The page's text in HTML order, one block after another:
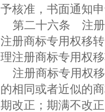
予核准，书面通知
第二十六条 注册
注册商标专用权移
理注册商标专用权
注册商标专用权
的相同或者近似的
期改正；期满不改